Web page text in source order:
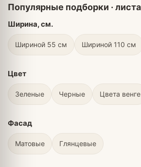
Ширина, см.
Шириной 55 см Шириной 110 см
Цвет
Зеленые Черные Цвета венге
Фасад
Матовые Глянцевые